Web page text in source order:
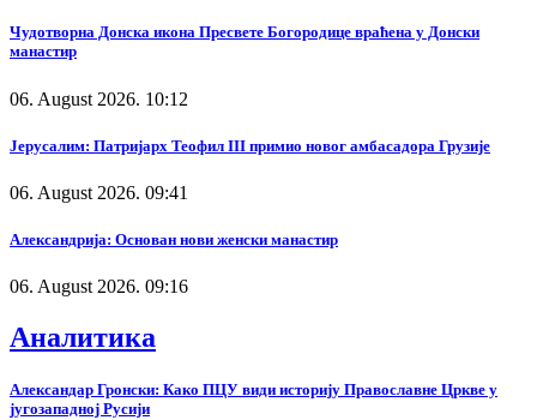
Чудотворна Донска икона Пресвете Богородице враћена у Донски
манастир
06. August 2026. 10:12
Јерусалим: Патријарх Теофил III примио новог амбасадора Грузије
06. August 2026. 09:41
Александрија: Основан нови женски манастир
06. August 2026. 09:16
Аналитика
Александар Гронски: Како ПЦУ види историју Православне Цркве у
југозападној Русији